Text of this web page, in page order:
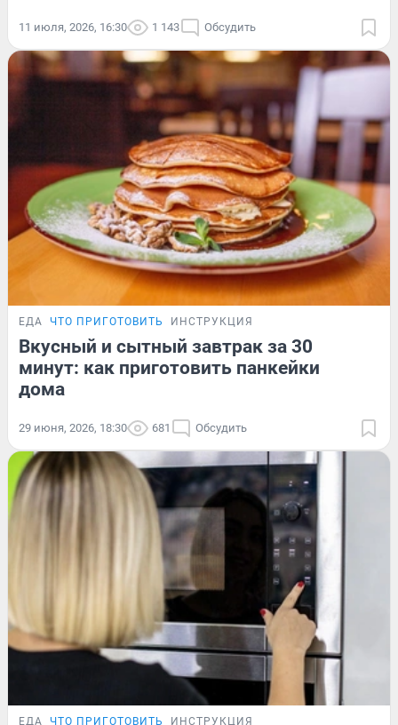
11 июля, 2026, 16:30 1 143 Обсудить
ЕДА ЧТО ПРИГОТОВИТЬ ИНСТРУКЦИЯ
Вкусный и сытный завтрак за 30
минут: как приготовить панкейки
дома
29 июня, 2026, 18:30 681 Обсудить
ЕДА ЧТО ПРИГОТОВИТЬ ИНСТРУКЦИЯ